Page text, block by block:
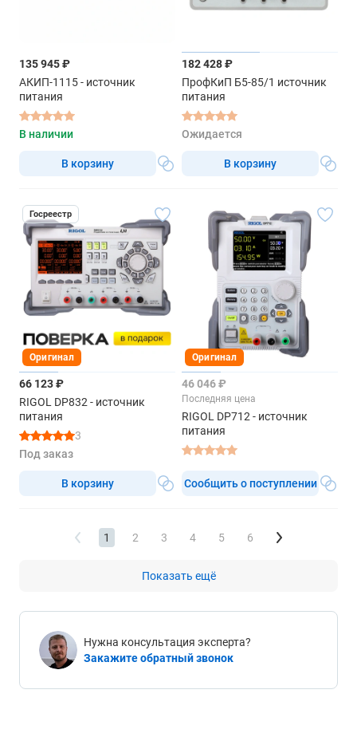
135 945 ₽
АКИП-1115 - источник
питания
В наличии
В корзину
182 428 ₽
ПрофКиП Б5-85/1 источник
питания
Ожидается
В корзину
Госреестр
Оригинал
66 123 ₽
RIGOL DP832 - источник
питания
3
Под заказ
В корзину
Оригинал
46 046 ₽
Последняя цена
RIGOL DP712 - источник
питания
Сообщить о поступлении
1 2 3 4 5 6
Показать ещё
Нужна консультация эксперта?
Закажите обратный звонок